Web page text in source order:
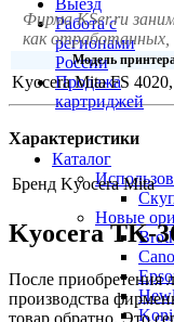
Выезд
Работа с
регионами
России
Продажа
картриджей
Каталог
Новые
Фирма KSer.ru
как
Модель
Kyocera Mita FS
Характеристики
Бренд Kyocera Mita
Kyocera TK-
После приобретения
производства